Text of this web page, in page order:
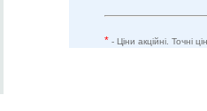
* - Ціни акційні. Точні